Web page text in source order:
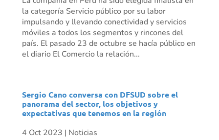
la categoría Servicio público por su labor
impulsando y llevando conectividad y servicios
móviles a todos los segmentos y rincones del
país. El pasado 23 de octubre se hacía público en
el diario El Comercio la relación...
Sergio Cano conversa con DFSUD sobre el
panorama del sector, los objetivos y
expectativas que tenemos en la región
4 Oct 2023 | Noticias